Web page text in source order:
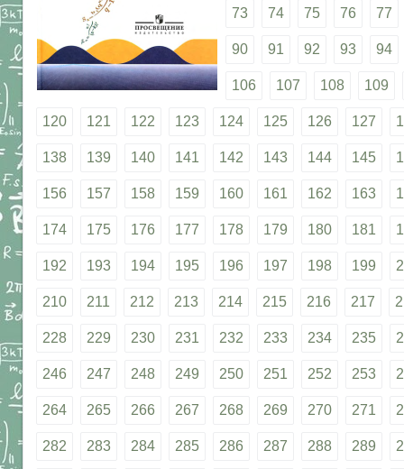
73 74 75 76 77
90 91 92 93 94
106 107 108 109
120 121 122 123 124 125 126 127
138 139 140 141 142 143 144 145
156 157 158 159 160 161 162 163
174 175 176 177 178 179 180 181
192 193 194 195 196 197 198 199
210 211 212 213 214 215 216 217
228 229 230 231 232 233 234 235
246 247 248 249 250 251 252 253
264 265 266 267 268 269 270 271
282 283 284 285 286 287 288 289